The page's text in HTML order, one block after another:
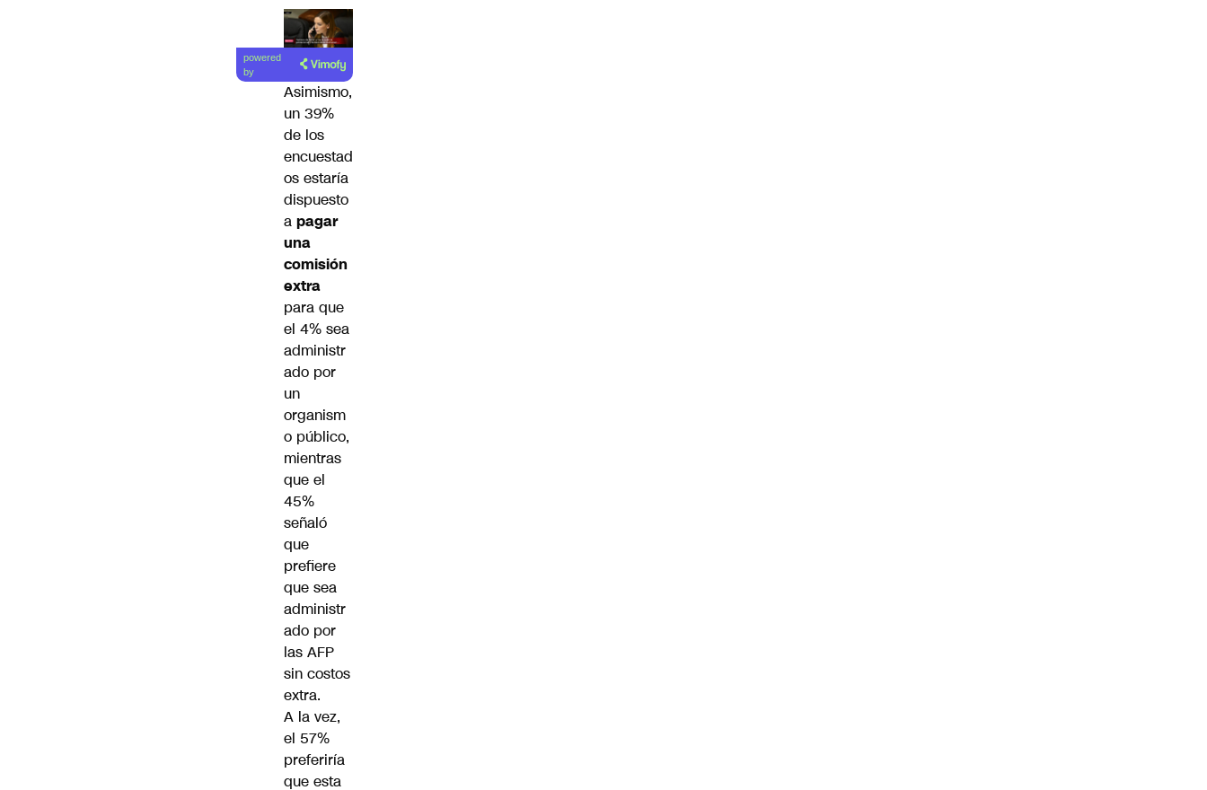
powered
by
Asimismo,
un 39%
de los
encuestad
os estaría
dispuesto
a pagar
una
comisión
extra
para que
el 4% sea
administr
ado por
un
organism
o público,
mientras
que el
45%
señaló
que
prefiere
que sea
administr
ado por
las AFP
sin costos
extra.
A la vez,
el 57%
preferiría
que esta